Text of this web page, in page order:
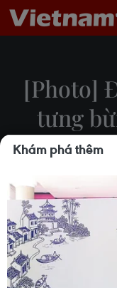
[Photo]
tưng
Những ngày
hoa chào mừng
phóng miền
Khám phá thêm